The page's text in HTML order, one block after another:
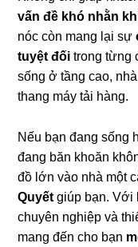
vấn đề khó nhằn
nóc còn mang lại sự
tuyệt đối trong từng
sống ở tầng cao,
thang máy tải hàng.
Nếu bạn đang sống
đang băn khoăn
đồ lớn vào nhà một
Quyết giúp bạn. Với
chuyên nghiệp và
mang đến cho bạn